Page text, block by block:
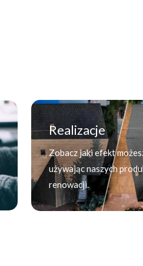
Realizacje
Zobacz jaki efekt
używając naszych
renowacji.